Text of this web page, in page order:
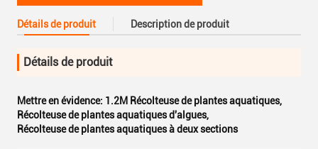
Détails de produit Description de produit
Détails de produit
Mettre en évidence: 1.2M Récolteuse de plantes aquatiques,
Récolteuse de plantes aquatiques d'algues,
Récolteuse de plantes aquatiques à deux sections